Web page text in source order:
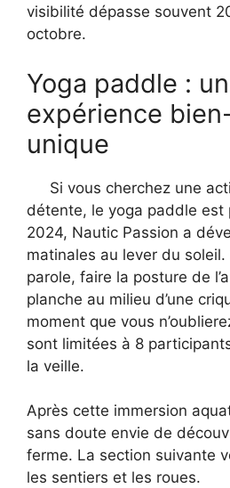
visibilité dépasse souvent
octobre.
Yoga paddle :
expérience
unique
Si vous cherchez une
détente, le yoga paddle est
2024, Nautic Passion a
matinales au lever du
parole, faire la posture de
planche au milieu d’une
moment que vous
sont limitées à 8
la veille.
Après cette immersion
sans doute envie de
ferme. La section suivante
les sentiers et les roues.